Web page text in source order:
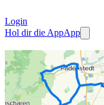
Login
Hol dir die AppApp